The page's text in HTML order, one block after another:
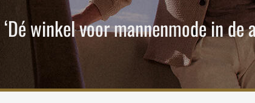
‘Dé winkel voor mannenmode in de